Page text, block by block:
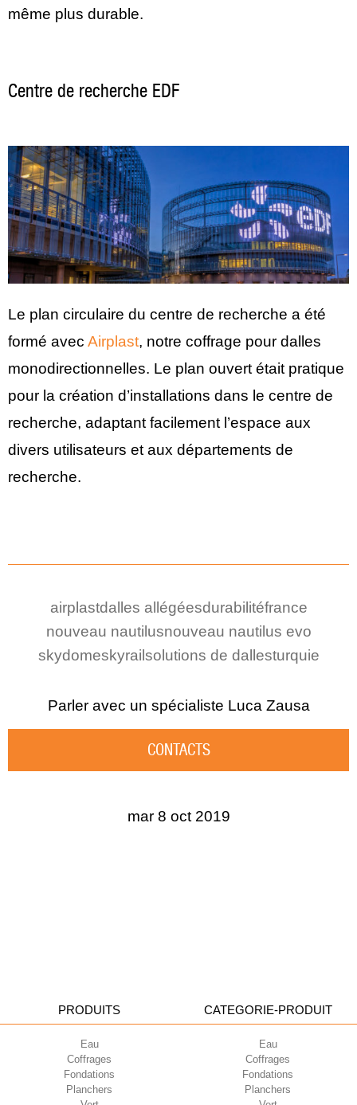
même plus durable.
Centre de recherche EDF
Le plan circulaire du centre de recherche a été
formé avec Airplast, notre coffrage pour dalles
monodirectionnelles. Le plan ouvert était pratique
pour la création d’installations dans le centre de
recherche, adaptant facilement l’espace aux
divers utilisateurs et aux départements de
recherche.
airplastdalles allégéesdurabilitéfrance
nouveau nautilusnouveau nautilus evo
skydomeskyrail solutions de dallesturquie
Parler avec un spécialiste Luca Zausa
CONTACTS
mar 8 oct 2019
PRODUITS
Eau
Coffrages
Fondations
Planchers
CATEGORIE-PRODUIT
Eau
Coffrages
Fondations
Planchers